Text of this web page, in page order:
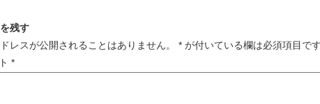
残す
レスが公開されることはありません。
*が付いている欄は必須項目で
*